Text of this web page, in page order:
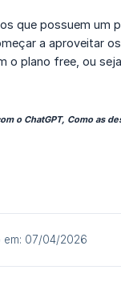
que possuem um
a aproveitar
plano free, ou
o ChatGPT, Como as
em: 07/04/2026